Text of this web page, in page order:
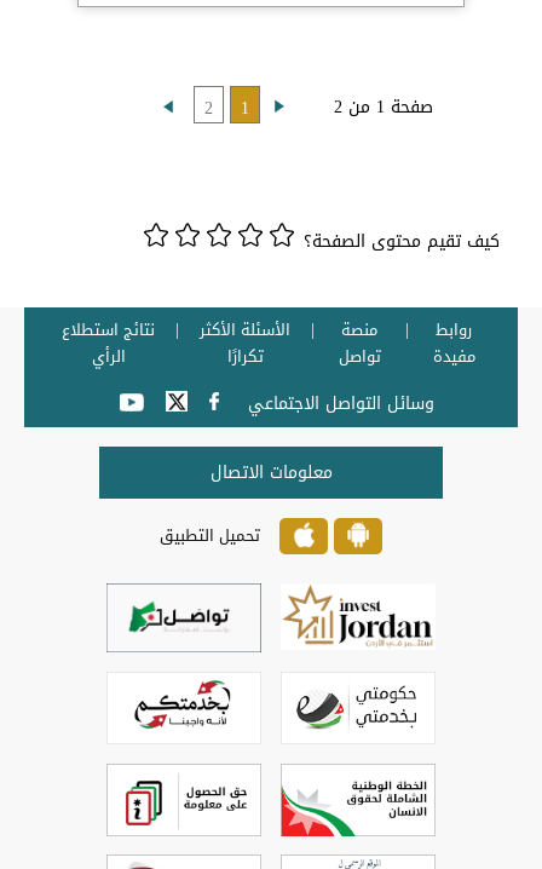
صفحة 1 من 2 1
2
كيف تقيم محتوى الصفحة؟
روابط
مفيدة
منصة
تواصل
الأسئلة الأكثر
تكرارًا
نتائج استطلاع
الرأي
وسائل التواصل الاجتماعي
معلومات الاتصال
تحميل التطبيق